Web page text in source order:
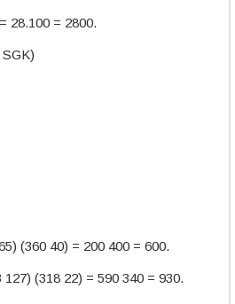
28.100 = 2800.
(360 40) = 200 400 = 600.
(318 22) = 590 340 = 930.